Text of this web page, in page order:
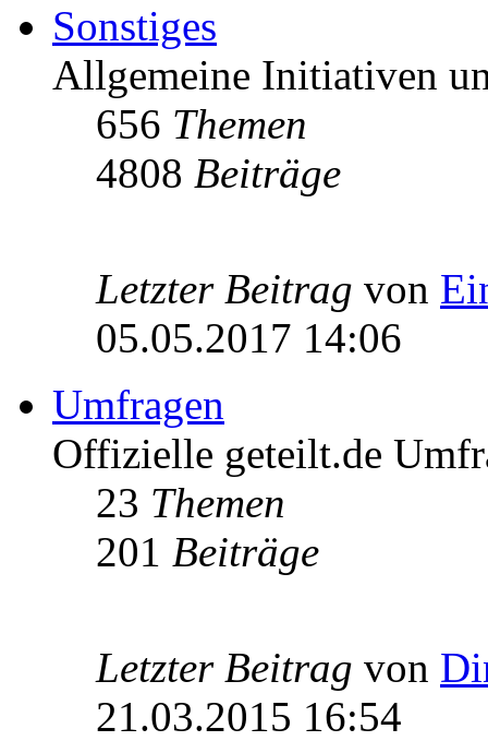
Sonstiges
Allgemeine Initiativen
656 Themen
4808 Beiträge
Letzter Beitrag von
05.05.2017 14:06
Umfragen
Offizielle geteilt.de
23 Themen
201 Beiträge
Letzter Beitrag von
21.03.2015 16:54